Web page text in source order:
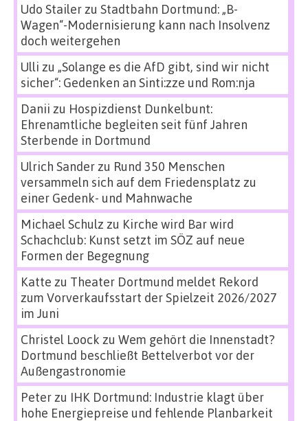
Udo Stailerzu Stadtbahn Dortmund: „B-
Wagen“-Modernisierung kann nach Insolvenz
doch weitergehen
Ulli zu „Solange es die AfD gibt, sind wir nicht
sicher“: Gedenken an Sinti:zze und Rom:nja
Danii zu Hospizdienst Dunkelbunt:
Ehrenamtliche begleiten seit fünf Jahren
Sterbende in Dortmund
Ulrich Sanderzu Rund 350 Menschen
versammeln sich auf dem Friedensplatz zu
einer Gedenk- und Mahnwache
Michael Schulz zu Kirche wird Bar wird
Schachclub: Kunst setzt im SÖZ auf neue
Formen der Begegnung
Katte zu Theater Dortmund meldet Rekord
zum Vorverkaufsstart der Spielzeit 2026/2027
im Juni
Christel Loock zu Wem gehört die Innenstadt?
Dortmund beschließt Bettelverbot vor der
Außengastronomie
Peterzu IHK Dortmund: Industrie klagt über
hohe Energiepreise und fehlende Planbarkeit